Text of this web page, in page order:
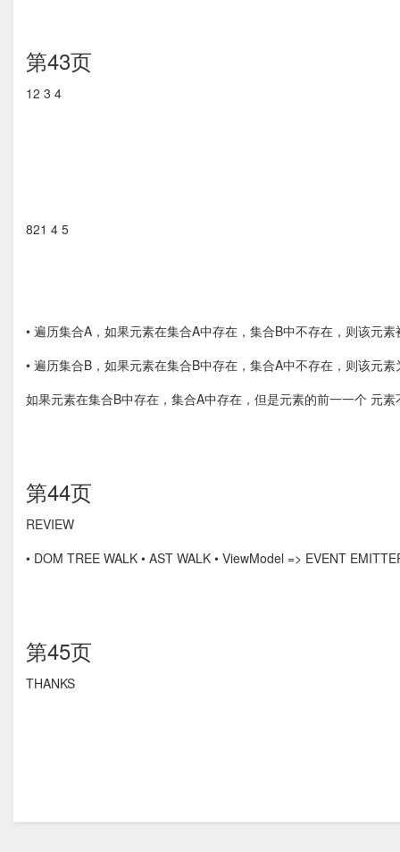
第43页
12 3 4
821 4 5
• 遍历集合A，如果元素在集合A中存在，集合B中不存在，则该元素
• 遍历集合B，如果元素在集合B中存在，集合A中不存在，则该元素
如果元素在集合B中存在，集合A中存在，但是元素的前⼀一个 元
第44页
REVIEW
• DOM TREE WALK • AST WALK • ViewModel => EVENT
第45页
THANKS